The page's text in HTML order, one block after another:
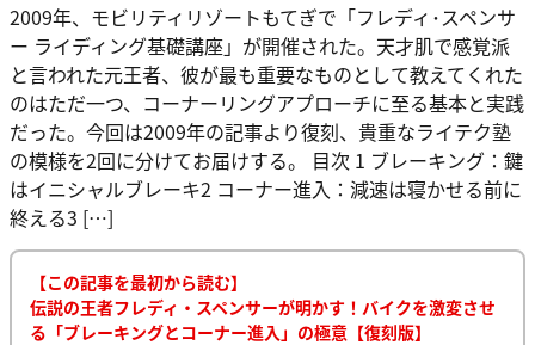
2009年、モビリティリゾートもてぎで「フレディ･スペンサ
ー ライディング基礎講座」が開催された。天才肌で感覚派
と言われた元王者、彼が最も重要なものとして教えてくれた
のはただ一つ、コーナーリングアプローチに至る基本と実践
だった。今回は2009年の記事より復刻、貴重なライテク塾
の模様を2回に分けてお届けする。 目次 1 ブレーキング：鍵
はイニシャルブレーキ2 コーナー進入：減速は寝かせる前に
終える3 […]
【この記事を最初から読む】
伝説の王者フレディ・スペンサーが明かす！バイクを激変させ
る「ブレーキングとコーナー進入」の極意【復刻版】